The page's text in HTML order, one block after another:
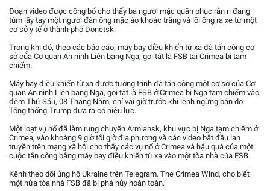
Đoạn video được công bố cho thấy ba người mặc quân phục rằn ri đang
túm lấy tay một người đàn ông mặc áo khoác trắng và lôi ông ra xe từ một
cơ sở y tế ở thành phố Donetsk.
Trong khi đó, theo các báo cáo, máy bay điều khiển từ xa đã tấn công cơ
sở của Cơ quan An ninh Liên bang Nga, gọi tắt là FSB tại Crimea bị tạm
chiếm.
Máy bay điều khiển từ xa được tường trình đã tấn công một cơ sở của Cơ
quan An ninh Liên bang Nga, gọi tắt là FSB ở Crimea bị Nga tạm chiếm vào
đêm Thứ Sáu, 08 Tháng Năm, chỉ vài giờ trước khi lệnh ngừng bắn do
Tổng thống Trump đưa ra có hiệu lực.
Một loạt vụ nổ đã làm rung chuyển Armiansk, khu vực bị Nga tạm chiếm ở
Crimea, vào khoảng 9 giờ tối giờ địa phương và các video bắt đầu lan
truyền trên mạng xã hội cho thấy các vụ nổ ở Crimea và hậu quả của một
cuộc tấn công bằng máy bay điều khiển từ xa vào một tòa nhà của FSB.
Kênh theo dõi ủng hộ Ukraine trên Telegram, The Crimea Wind, cho biết
một nửa tòa nhà FSB đã bị phá hủy hoàn toàn.”